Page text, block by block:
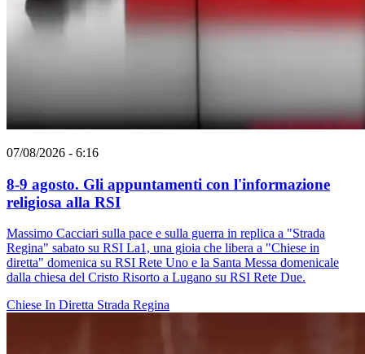
07/08/2026 - 6:16
8-9 agosto. Gli appuntamenti con l'informazione
religiosa alla RSI
Massimo Cacciari sulla pace e sulla guerra in replica a "Strada
Regina" sabato su RSI La1, una gioia che libera a "Chiese in
diretta" domenica su RSI Rete Uno e la Santa Messa domenicale
dalla chiesa del Cristo Risorto a Lugano su RSI Rete Due.
Chiese In Diretta Strada Regina